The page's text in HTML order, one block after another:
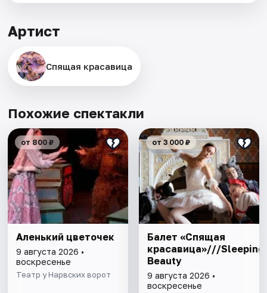
Артист
Спящая красавица
Похожие спектакли
от 800 ₽
Аленький цветочек
9 августа 2026 •
воскресенье
Театр у Нарвских ворот
от 3 000 ₽
Балет «Спящая
красавица»///Sleeping
Beauty
9 августа 2026 •
воскресенье